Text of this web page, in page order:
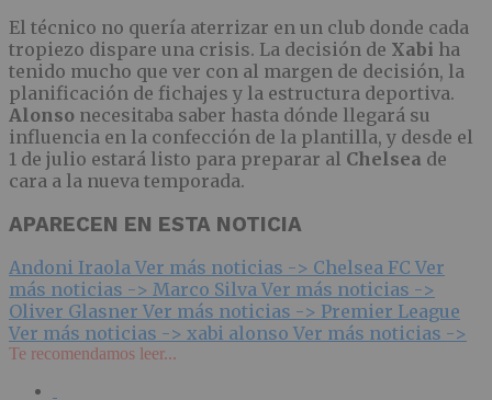
El técnico no quería aterrizar en un club donde cada
tropiezo dispare una crisis. La decisión de Xabi ha
tenido mucho que ver con al margen de decisión, la
planificación de fichajes y la estructura deportiva.
Alonso necesitaba saber hasta dónde llegará su
influencia en la confección de la plantilla, y desde el
1 de julio estará listo para preparar al Chelsea de
cara a la nueva temporada.
APARECEN EN ESTA NOTICIA
Andoni Iraola Ver más noticias -> Chelsea FC Ver
más noticias -> Marco Silva Ver más noticias ->
Oliver Glasner Ver más noticias -> Premier League
Ver más noticias -> xabi alonso Ver más noticias ->
Te recomendamos leer...